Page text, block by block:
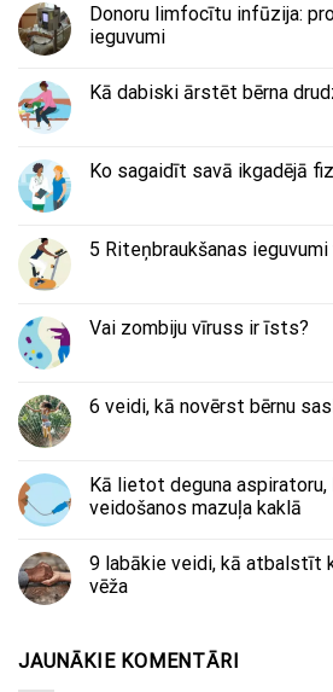
Donoru limfocītu infūzija:
ieguvumi
Kā dabiski ārstēt bērna
Ko sagaidīt savā ikgadējā
5 Riteņbraukšanas
Vai zombiju vīruss ir īsts?
6 veidi, kā novērst bērnu
Kā lietot deguna
veidošanos mazuļa kaklā
9 labākie veidi, kā atbalstīt
vēža
JAUNĀKIE KOMENTĀRI